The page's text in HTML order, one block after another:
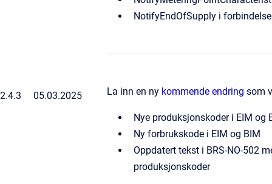
2.4.3 05.03.2025
NotifyEndOfSupply i
La inn en ny kommende endring som
Nye produksjonskoder i EIM og
Ny forbrukskode i EIM og BIM
Oppdatert tekst i BRS-NO-502
produksjonskoder